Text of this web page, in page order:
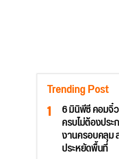
Trending Post
6 มินิพีซี คอมจิ๋
ครบไม่ต้องประ
งานครอบคลุม
ประหยัดพื้นที่